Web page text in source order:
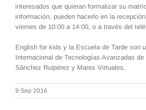
interesados que quieran formalizar su
información, pueden hacerlo en la
viernes de 10:00 a 14:00, o a través del
English for kids y la Escuela de Tarde son
Internacional de Tecnologías Avanzadas
Sánchez Ruipérez y Mares Virtuales.
9 Sep 2016